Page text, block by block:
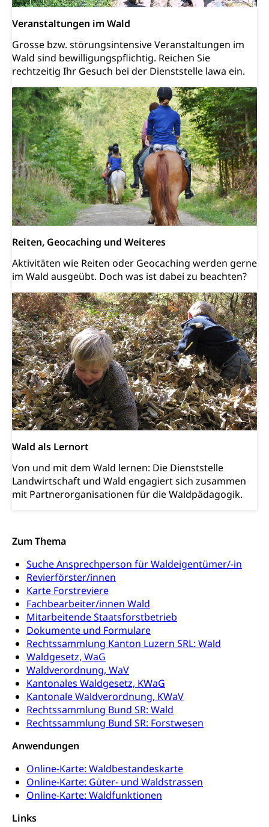
Veranstaltungen im Wald
Grosse bzw. störungsintensive Veranstaltungen im
Wald sind bewilligungspflichtig. Reichen Sie
rechtzeitig Ihr Gesuch bei der Dienststelle lawa ein.
Reiten, Geocaching und Weiteres
Aktivitäten wie Reiten oder Geocaching werden gerne
im Wald ausgeübt. Doch was ist dabei zu beachten?
Wald als Lernort
Von und mit dem Wald lernen: Die Dienststelle
Landwirtschaft und Wald engagiert sich zusammen
mit Partnerorganisationen für die Waldpädagogik.
Zum Thema
Suche Ansprechperson für Waldeigentümer/-in
Revierförster/innen
Karte Forstreviere
Fachbearbeiter/innen Wald
Mitarbeitende Staatsforstbetrieb
Dokumente und Formulare
Rechtssammlung Kanton Luzern SRL: Wald
Waldgesetz, WaG
Waldverordnung, WaV
Kantonales Waldgesetz, KWaG
Kantonale Waldverordnung, KWaV
Rechtssammlung Bund SR: Wald
Rechtssammlung Bund SR: Forstwesen
Anwendungen
Online-Karte: Waldbestandeskarte
Online-Karte: Güter- und Waldstrassen
Online-Karte: Waldfunktionen
Links
Zentralschweizer Filmförderung
Schiene und öffentlicher Verkehr
Schienenverkehr, Zugverkehr, Bahnverkehr,
Transportmittel, öffentlicher Verkehr
Verkehrsverbund Luzern VVL
Öffentlicher Verkehr Luzern Mobil
Schifffahrt
Schiffsverkehr, Binnenschifffahrt, Seeschifffahrt,
Flussschifffahrt
Schifffahrt (Strassenverkehrsamt)
Strasse
Autoverkehr, Lastwagenverkehr, Schwerverkehr,
leistungsabhängige Schwerverkehrsabgabe,
Langsamverkehr, Transportmittel, Auto, Motorrad,
Individualverkehr
zentras (Betrieb und Unterhalt LU, OW, NW,
Strassenverkehrsamt
Verkehr und Infrastruktur vif
Kantonsstrassen
Persönliches
Zivilstand
Geburt, Heirat, Ehe, Partnerschaft, Tod,
Zivilstandsamt, Zivilstandsregiste
Zivilstandswesen
Adoption
Adoptivkind, Adoptiveltern, Adoptionsvermittlung,
Adoptionsverfahren, elterliche Gewalt, elterliche
Sorge
Adoption
Aufenthaltsbewilligungen
Niederlassungsbewilligung, Aufenthalt,
Niederlassung, Wohnsitz
Reisepass, Identitätskarte, Visum, Geburtsurkunde
Jagdausweis, Fischereiausweis
Waffen, Sprengstoffe und Pyrotechnik
Reisepass, Identitätskarte
Strassenverkehrsamt (Führerausweis,
Fahrzeugausweis)
Namensänderungen
Staatsbürgerschaft, Bürgerrecht, Erwerb des
Bürgerrechts, Verlust des Bürgerrechts,
Einbürgerungsverfahren
Einbürgerungen
Geburt
Geburtsurkunde, Geburtsschein, Geburtsanzeige
Familienzulagen (WAS Luzern)
Schwangerschaft / Geburt (gruezi.lu.ch)
Kinder und Jugendliche
Mündigkeit, Kindesschutz, Jugendschutz
Kinder- und Jugendförderung
Psychische Gesundheit
IV für Kinder und Jugendliche (WAS Luzern)
Pflege / Pflegeheim
Hauspflege, spitalexterne Pflege, Spitex
Betreuende Angehörige
Pflegeheimliste und freie Pflegeplätze
Betreuung von Angehörigen (WAS Luzern)
Religion
Kirche, Gottesdienst, Seelsorge,
Religionsgemeinschaft
Religionsvielfalt Im Kanton Luzern (unilu)
Religion (gruezi.lu.ch)
Sport
Freizeitaktivitäten, Schulsport, Spitzensport,
Breitensport, Jugend und Sport, Sportanlagen